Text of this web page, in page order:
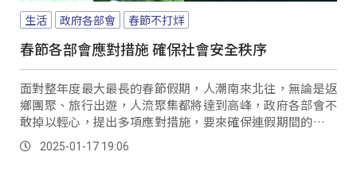
生活 政府各部會 春節不打烊
春節各部會應對措施 確保社會安全秩序
面對整年度最大最長的春節假期，人潮南來北往，無論是返
鄉團聚、旅行出遊，人流聚集都將達到高峰，政府各部會不
敢掉以輕心，提出多項應對措施，要來確保連假期間的安全
與秩序。
2025-01-17 19:06